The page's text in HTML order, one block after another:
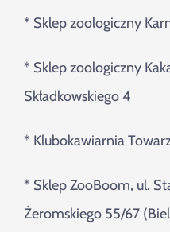
* Sklep zoologiczny
* Sklep zoologiczny
Składkowskiego 4
* Klubokawiarnia
* Sklep ZooBoom, ul.
Żeromskiego 55/67